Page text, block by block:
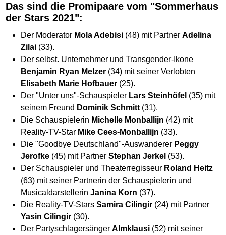
Das sind die Promipaare vom "Sommerhaus
der Stars 2021":
Der Moderator Mola Adebisi (48) mit PartnerAdelina
Zilai (33).
Der selbst. Unternehmer und Transgender-Ikone
Benjamin Ryan Melzer (34) mit seiner Verlobten
Elisabeth Marie Hofbauer (25).
Der "Unter uns"-Schauspieler Lars Steinhöfel (35) mit
seinem Freund Dominik Schmitt (31).
Die Schauspielerin Michelle Monballijn (42) mit
Reality-TV-Star Mike Cees-Monballijn (33).
Die "Goodbye Deutschland"-Auswanderer Peggy
Jerofke (45) mit PartnerStephan Jerkel (53).
Der Schauspieler und Theaterregisseur Roland Heitz
(63) mit seiner Partnerin der Schauspielerin und
MusicaldarstellerinJanina Korn (37).
Die Reality-TV-StarsSamira Cilingir (24) mit Partner
Yasin Cilingir (30).
Der PartyschlagersängerAlmklausi (52) mit seiner